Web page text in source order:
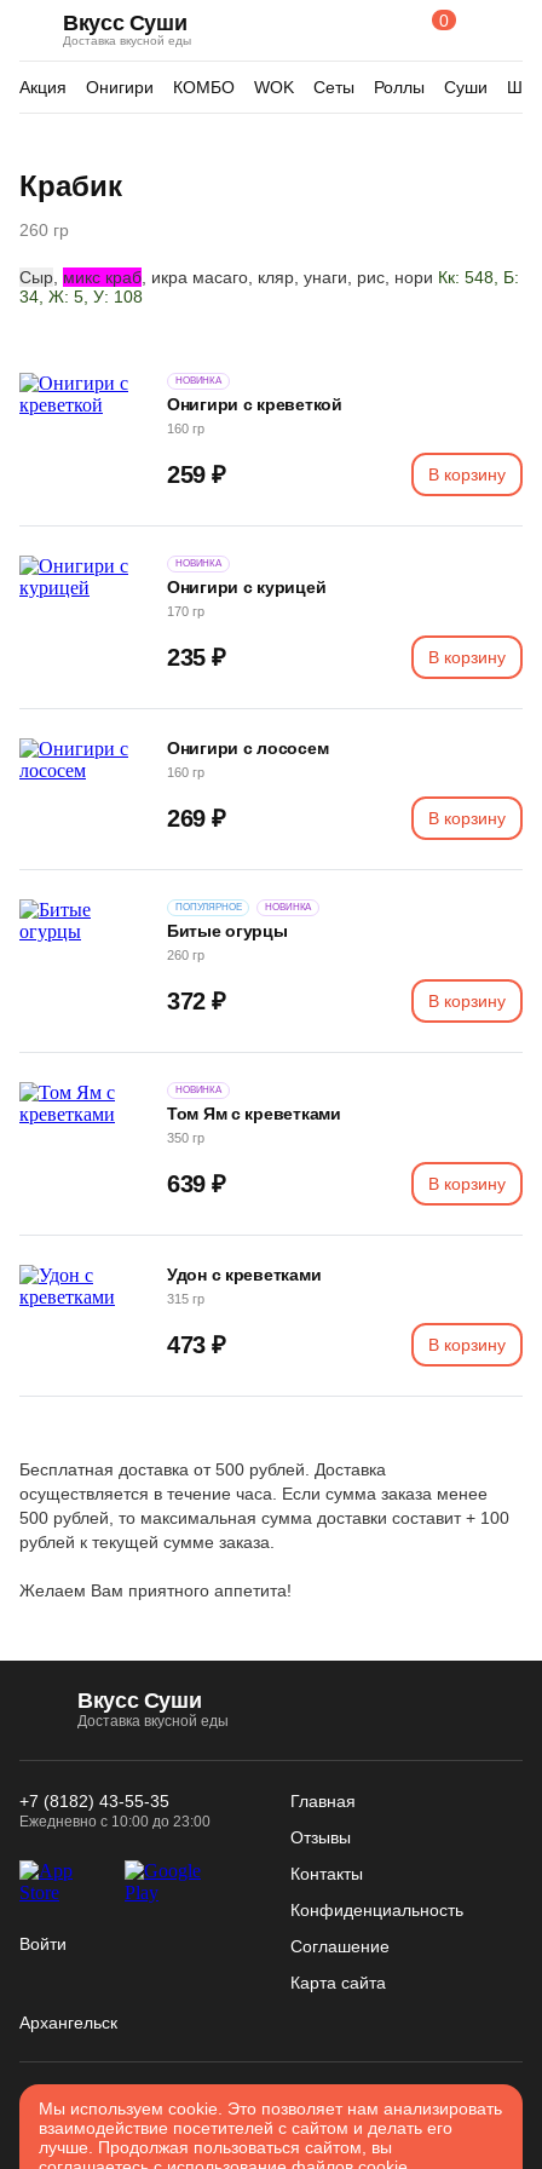
Использование
cookies
Мы используем cookie. Это позволяет нам анализировать
взаимодействие посетителей с сайтом и делать его
лучше. Продолжая пользоваться сайтом, вы
Вкусс Суши
Доставка вкусной еды
ПоискКорзина
0
Акция Онигири КОМБО WOK Сеты Роллы Суши
Крабик
260 гр
Сыр микс краб , икра масаго, кляр, унаги, рис, нори Кк: 548, Б:
34, Ж: 5, У: 108
Онигири с креветкой
НОВИНКА
160 гр
259 ₽ В корзину
Онигири с курицей
НОВИНКА
170 гр
235 ₽ В корзину
Онигири с лососем
160 гр
269 ₽ В корзину
Битые огурцы
ПОПУЛЯРНОЕ НОВИНКА
260 гр
372 ₽ В корзину
Том Ям с креветками
НОВИНКА
350 гр
639 ₽ В корзину
Удон с креветками
315 гр
473 ₽ В корзину
товара
Бесплатная доставка от 500 рублей. Доставка
осуществляется в течение часа. Если сумма заказа менее
500 рублей, то максимальная сумма доставки составит + 100
рублей к текущей сумме заказа.
Желаем Вам приятного аппетита!
Вкусс Суши
Доставка вкусной еды
+7 (8182) 43-55-35
Ежедневно с 10:00 до 23:00
Войти
Главная
Отзывы
Контакты
Конфиденциальность
Соглашение
Карта сайта
Архангельск
2026. Все права защищены
Разработано вВятка IT